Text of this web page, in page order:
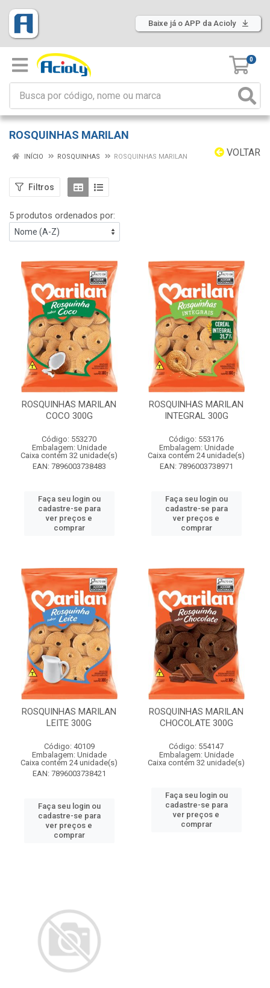
Baixe já o APP da Acioly
0
ROSQUINHAS MARILAN
VOLTAR
INÍCIO ROSQUINHAS ROSQUINHAS MARILAN
Filtros
5 produtos ordenados por:
ROSQUINHAS MARILAN
COCO 300G
Código: 553270
Embalagem: Unidade
Caixa contém 32 unidade(s)
EAN: 7896003738483
Faça seu login ou
cadastre-se para
ver preços e
comprar
ROSQUINHAS MARILAN
INTEGRAL 300G
Código: 553176
Embalagem: Unidade
Caixa contém 24 unidade(s)
EAN: 7896003738971
Faça seu login ou
cadastre-se para
ver preços e
comprar
ROSQUINHAS MARILAN
LEITE 300G
Código: 40109
Embalagem: Unidade
Caixa contém 24 unidade(s)
EAN: 7896003738421
Faça seu login ou
cadastre-se para
ver preços e
comprar
ROSQUINHAS MARILAN
CHOCOLATE 300G
Código: 554147
Embalagem: Unidade
Caixa contém 32 unidade(s)
Faça seu login ou
cadastre-se para
ver preços e
comprar